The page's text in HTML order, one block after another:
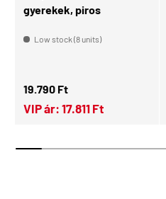
gyerekek, piros
Low stock (8 units)
Regular price
19.790 Ft
VIP ár: 17.811 Ft